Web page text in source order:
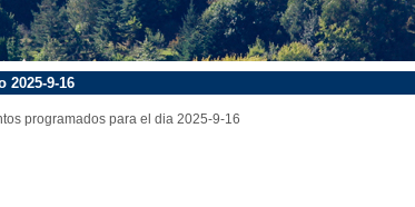
2025-9-16
programados para el dia 2025-9-16